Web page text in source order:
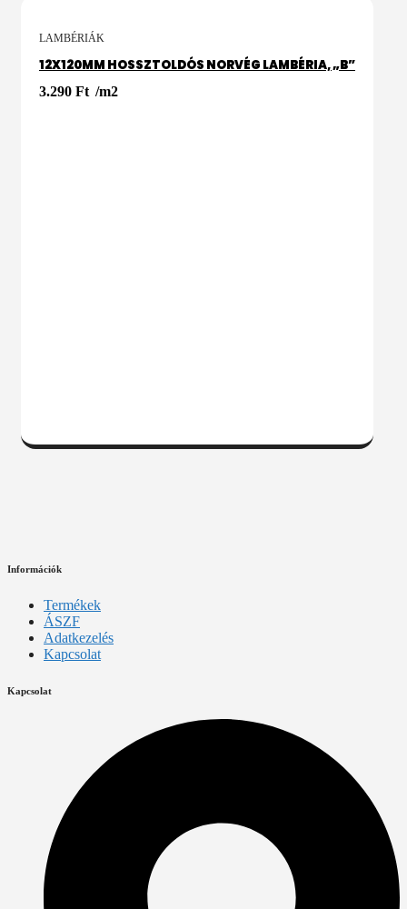
LAMBÉRIÁK
12X120MM HOSSZTOLDÓS NORVÉG LAMBÉRIA, „B”
3.290 Ft /m2
Információk
Termékek
ÁSZF
Adatkezelés
Kapcsolat
Kapcsolat